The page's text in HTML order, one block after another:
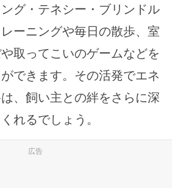
グ・テネシー・ブリンドル
ーニングや毎日の散歩、室
取ってこいのゲームなどを
できます。その活発でエネ
、飼い主との絆をさらに深
れるでしょう。
広告